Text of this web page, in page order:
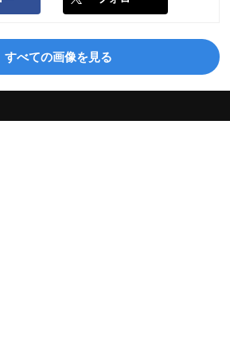
すべての画像を見る